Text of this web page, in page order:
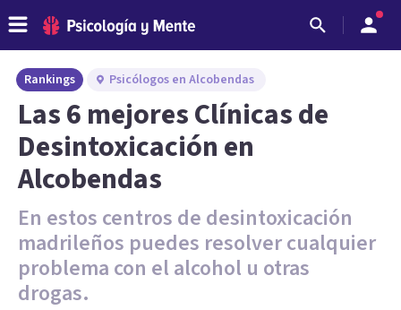
Rankings Psicólogos en Alcobendas
Las 6 mejores Clínicas de
Desintoxicación en
Alcobendas
En estos centros de desintoxicación
madrileños puedes resolver cualquier
problema con el alcohol u otras
drogas.